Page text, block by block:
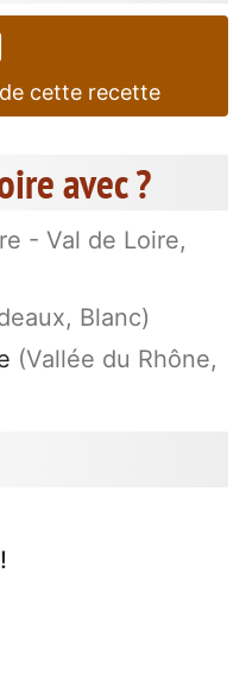
cette recette
avec ?
- Val de Loire,
Blanc)
(Vallée du Rhône,